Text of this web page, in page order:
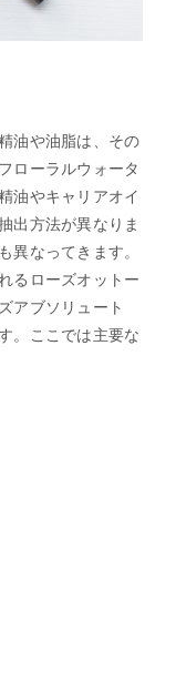
油や油脂は、その
ローラルウォータ
油やキャリアオイ
出方法が異なりま
異なってきます。
るローズオットー
アブソリュート
。ここでは主要な